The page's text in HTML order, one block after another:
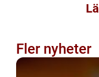
Fler nyheter